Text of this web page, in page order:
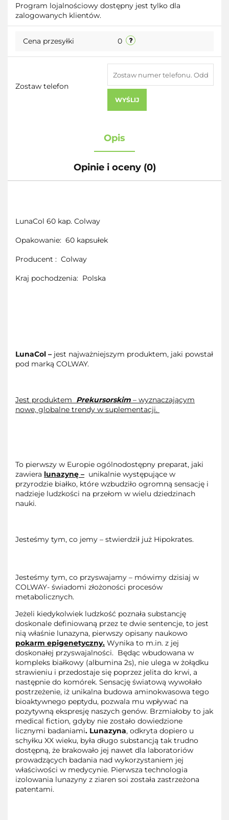
Program lojalnościowy dostępny jest tylko dla
zalogowanych klientów.
Cena przesyłki 0
Zostaw telefon
WYŚLIJ
Opis
Opinie i oceny (0)
LunaCol 60 kap. Colway
Opakowanie: 60 kapsułek
Producent : Colway
Kraj pochodzenia: Polska
LunaCol – jest najważniejszym produktem, jaki powstał
pod marką COLWAY.
Jest produktem Prekursorskim – wyznaczającym
nowe, globalne trendy w suplementacji.
To pierwszy w Europie ogólnodostępny preparat, jaki
zawiera lunazynę – unikalnie występujące w
przyrodzie białko, które wzbudziło ogromną sensację i
nadzieje ludzkości na przełom w wielu dziedzinach
nauki.
Jesteśmy tym, co jemy – stwierdził już Hipokrates.
Jesteśmy tym, co przyswajamy – mówimy dzisiaj w
COLWAY- świadomi złożoności procesów
metabolicznych.
Jeżeli kiedykolwiek ludzkość poznała substancję
doskonale definiowaną przez te dwie sentencje, to jest
nią właśnie lunazyna, pierwszy opisany naukowo
pokarm epigenetyczny. Wynika to m.in. z jej
doskonałej przyswajalności. Będąc wbudowana w
kompleks białkowy (albumina 2s), nie ulega w żołądku
strawieniu i przedostaje się poprzez jelita do krwi, a
następnie do komórek. Sensację światową wywołało
postrzeżenie, iż unikalna budowa aminokwasowa tego
bioaktywnego peptydu, pozwala mu wpływać na
pozytywną ekspresję naszych genów. Brzmiałoby to jak
medical fiction, gdyby nie zostało dowiedzione
licznymi badaniami. Lunazyna, odkryta dopiero u
schyłku XX wieku, była długo substancją tak trudno
dostępną, że brakowało jej nawet dla laboratoriów
prowadzących badania nad wykorzystaniem jej
właściwości w medycynie. Pierwsza technologia
izolowania lunazyny z ziaren soi została zastrzeżona
patentami.